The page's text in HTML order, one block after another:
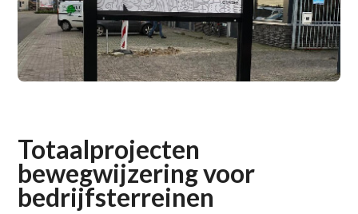
Totaalprojecten
bewegwijzering voor
bedrijfsterreinen